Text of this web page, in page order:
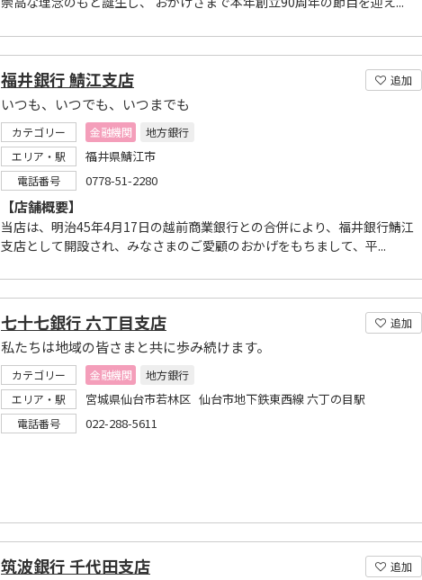
追加
福井銀行 鯖江支店
いつも、いつでも、いつまでも
カテゴリー 金融機関
地方銀行
エリア・駅
福井県鯖江市
電話番号 0778-51-2280
【店舗概要】
当店は、明治45年4月17日の越前商業銀行との合併により、福井銀行鯖江
支店として開設され、みなさまのご愛顧のおかげをもちまして、平...
追加
七十七銀行 六丁目支店
私たちは地域の皆さまと共に歩み続けます。
カテゴリー 金融機関
地方銀行
エリア・駅
宮城県仙台市若林区 仙台市地下鉄東西線 六丁の目駅
電話番号 022-288-5611
追加
筑波銀行 千代田支店